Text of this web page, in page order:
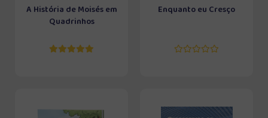
A História de Moisés em
Quadrinhos
Enquanto eu Cresço